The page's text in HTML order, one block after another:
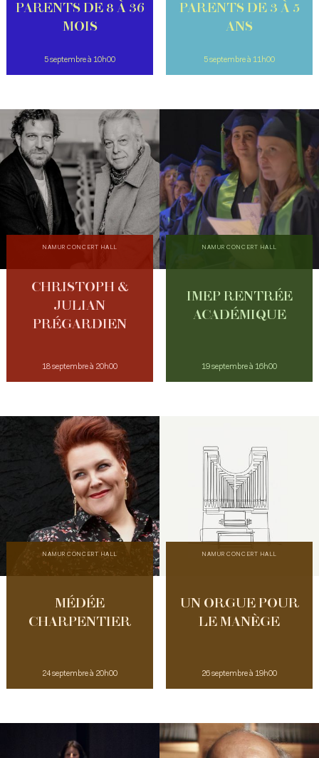
PARENTS DE 8 À 36
MOIS
5 septembre à 10h00
PARENTS DE 3 À 5
ANS
5 septembre à 11h00
NAMUR CONCERT HALL
CHRISTOPH &
JULIAN
PRÉGARDIEN
18 septembre à 20h00
NAMUR CONCERT HALL
IMEP RENTRÉE
ACADÉMIQUE
19 septembre à 16h00
NAMUR CONCERT HALL
MÉDÉE
CHARPENTIER
24 septembre à 20h00
NAMUR CONCERT HALL
UN ORGUE POUR
LE MANÈGE
26 septembre à 19h00